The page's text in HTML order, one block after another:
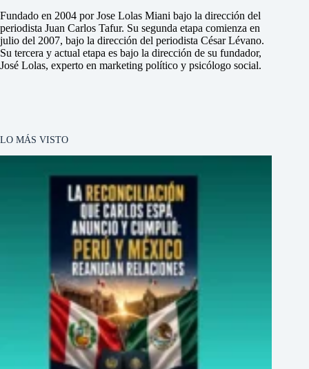
Fundado en 2004 por Jose Lolas Miani bajo la dirección del
periodista Juan Carlos Tafur. Su segunda etapa comienza en
julio del 2007, bajo la dirección del periodista César Lévano.
Su tercera y actual etapa es bajo la dirección de su fundador,
José Lolas, experto en marketing político y psicólogo social.
LO MÁS VISTO